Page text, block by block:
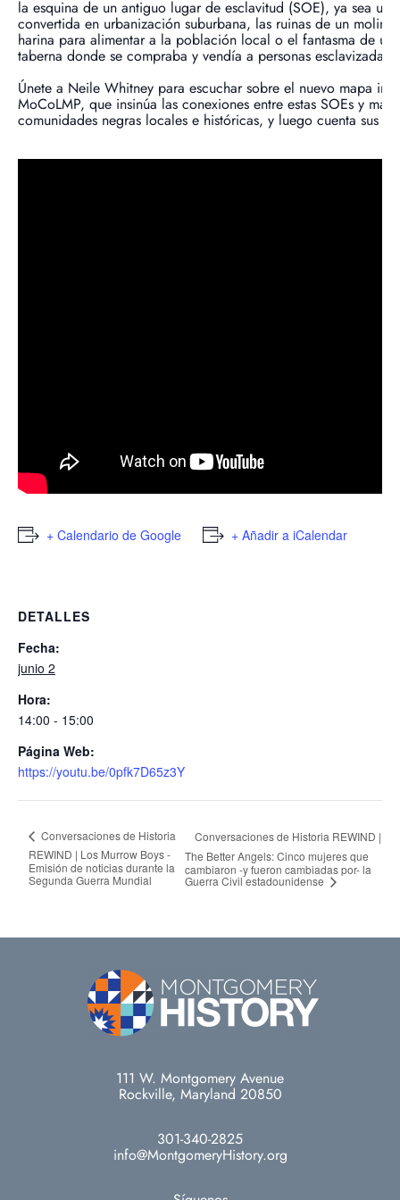
la esquina de un antiguo lugar de esclavitud (SOE), ya sea
convertida en urbanización suburbana, las ruinas de un
harina para alimentar a la población local o el fantasma de
taberna donde se compraba y vendía a personas esclavizadas.
Únete a Neile Whitney para escuchar sobre el nuevo mapa
MoCoLMP, que insinúa las conexiones entre estas SOEs y más
comunidades negras locales e históricas, y luego cuenta sus
+ Calendario de Google + Añadir a iCalendar
DETALLES
Fecha:
junio 2
Hora:
14:00 - 15:00
Página Web:
https://youtu.be/0pfk7D65z3Y
Conversaciones de Historia
REWIND | Los Murrow Boys -
Emisión de noticias durante la
Segunda Guerra Mundial
Conversaciones de Historia REWIND |
The Better Angels: Cinco mujeres que
cambiaron -y fueron cambiadas por- la
Guerra Civil estadounidense
111 W. Montgomery Avenue
Rockville, Maryland 20850
301-340-2825
info@MontgomeryHistory.org